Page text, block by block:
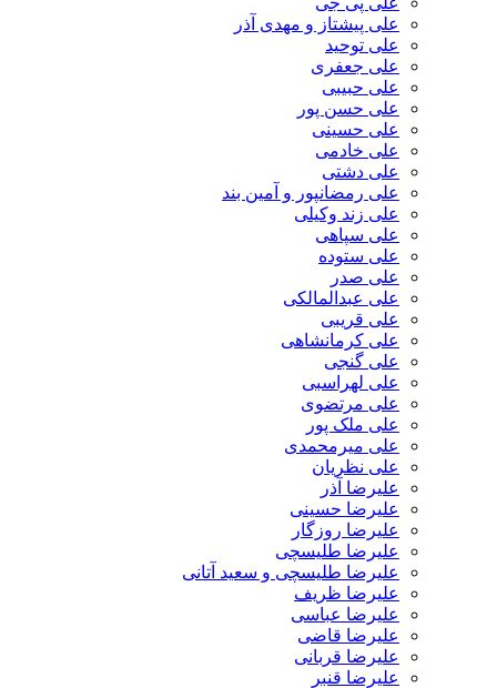
علی پیشتاز و مهدی آذر
علی توحید
علی جعفری
علی حبیبی
علی حسن پور
علی حسینی
علی خادمی
علی دشتی
علی رمضانپور و آمین بند
علی زند وکیلی
علی سپاهی
علی ستوده
علی صدر
علی عبدالمالکی
علی قریبی
علی کرمانشاهی
علی گنجی
علی لهراسبی
علی مرتضوی
علی ملک پور
علی میرمحمدی
علی نظریان
علیرضا آذر
علیرضا حسینی
علیرضا روزگار
علیرضا طلیسچی
علیرضا طلیسچی و سعید آتانی
علیرضا ظریف
علیرضا عباسی
علیرضا قاضی
علیرضا قربانی
علیرضا قنبر